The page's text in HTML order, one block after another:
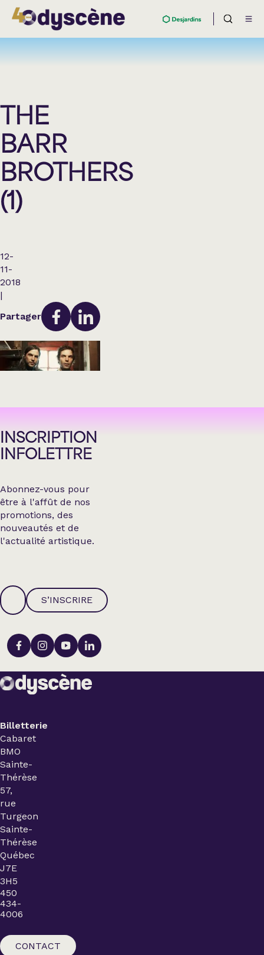
THE
BARR
BROTHERS
(1)
12-
11-
2018
|
Partager
INSCRIPTION
INFOLETTRE
Abonnez-vous pour
être à l'affût de nos
promotions, des
nouveautés et de
l'actualité artistique.
S’INSCRIRE
Billetterie
Cabaret
BMO
Sainte-
Thérèse
57,
rue
Turgeon
Sainte-
Thérèse
Québec
J7E
3H5
450
434-
4006
CONTACT